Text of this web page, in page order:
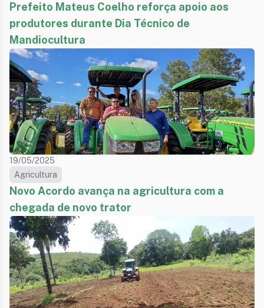
Prefeito Mateus Coelho reforça apoio aos
produtores durante Dia Técnico de
Mandiocultura
19/05/2025
Agricultura
Novo Acordo avança na agricultura com a
chegada de novo trator